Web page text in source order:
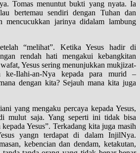
Tomas menuntut bukti yang nyata. Ia
bertemau sendiri dengan Tuhan dan
mencucukkan jarinya didalam lambung
“melihat”. Ketika Yesus hadir di
rendah hati mengakui kebangkitan
Yesus sering menunjukkan mukjizat-
ke-Ilahi-an-Nya kepada para murid –
dengan kita? Sejauh mana kita juga
yang mengaku percaya kepada Yesus,
mulut saja. Yang seperti ini tidak bisa
Yesus”. Terkadang kita juga masih
yangn terdapat di dalam InjilNya.
kebencian dan dendam, ketakutan,